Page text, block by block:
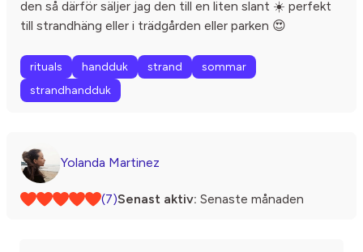
den så därför säljer jag den till en liten slant ☀️ perfekt
till strandhäng eller i trädgården eller parken 😍
rituals handduk strand
sommar
strandhandduk
Yolanda Martinez
(7)Senast aktiv: Senaste månaden